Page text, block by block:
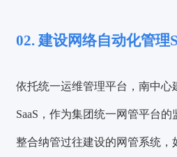
02. 建设网络自动化管理
依托统一运维管理平台，南中心
SaaS，作为集团统一网管平台的
整合纳管过往建设的网管系统，